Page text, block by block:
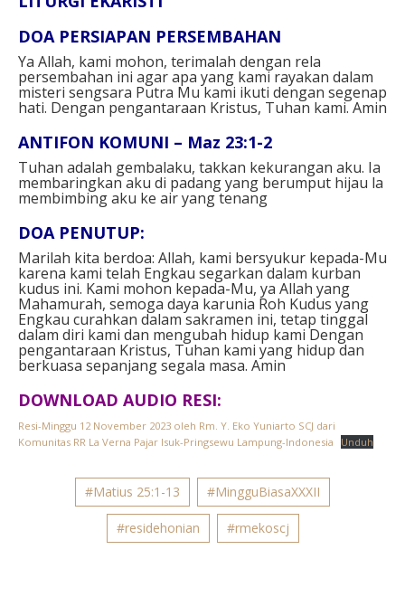
DOA PERSIAPAN PERSEMBAHAN
Ya Allah, kami mohon, terimalah dengan rela
persembahan ini agar apa yang kami rayakan dalam
misteri sengsara Putra Mu kami ikuti dengan segenap
hati. Dengan pengantaraan Kristus, Tuhan kami. Amin
ANTIFON KOMUNI – Maz 23:1-2
Tuhan adalah gembalaku, takkan kekurangan aku. Ia
membaringkan aku di padang yang berumput hijau la
membimbing aku ke air yang tenang
DOA PENUTUP:
Marilah kita berdoa: Allah, kami bersyukur kepada-Mu
karena kami telah Engkau segarkan dalam kurban
kudus ini. Kami mohon kepada-Mu, ya Allah yang
Mahamurah, semoga daya karunia Roh Kudus yang
Engkau curahkan dalam sakramen ini, tetap tinggal
dalam diri kami dan mengubah hidup kami Dengan
pengantaraan Kristus, Tuhan kami yang hidup dan
berkuasa sepanjang segala masa. Amin
DOWNLOAD AUDIO RESI:
Resi-Minggu 12 November 2023 oleh Rm. Y. Eko Yuniarto SCJ dari
Komunitas RR La Verna Pajar Isuk-Pringsewu Lampung-Indonesia
Unduh
#Matius 25:1-13 #MingguBiasaXXXII
#residehonian #rmekoscj